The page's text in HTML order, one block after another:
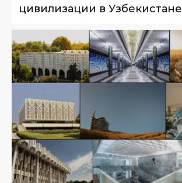
цивилизации в Узбекистане